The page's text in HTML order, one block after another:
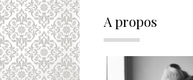
A propos